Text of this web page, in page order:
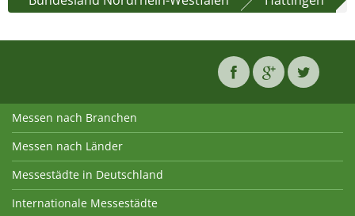
Messen nach Branchen
Messen nach Länder
Messestädte in Deutschland
Internationale Messestädte